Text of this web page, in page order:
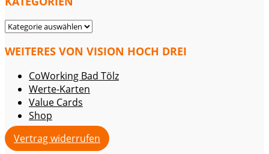
KATEGORIEN
WEITERES VON VISION HOCH DREI
CoWorking Bad Tölz
Werte-Karten
Value Cards
Shop
Vertrag widerrufen